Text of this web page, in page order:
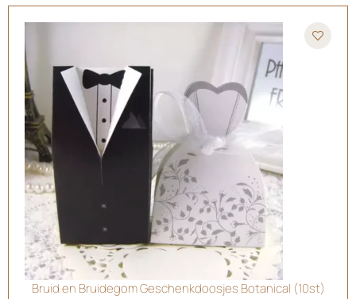
Bruid en Bruidegom Geschenkdoosjes Botanical (10st)